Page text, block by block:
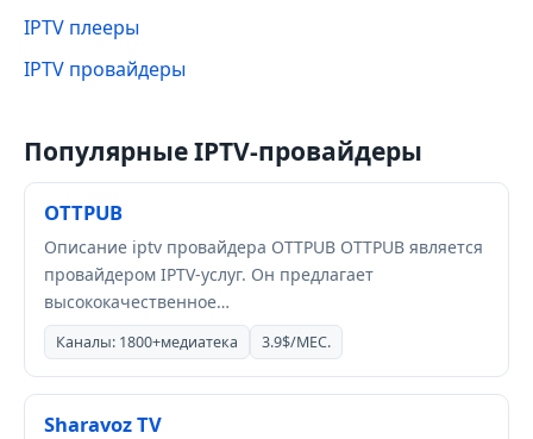
IPTV плееры
IPTV провайдеры
Популярные IPTV-провайдеры
OTTPUB
Описание iptv провайдера OTTPUB OTTPUB является
провайдером IPTV-услуг. Он предлагает
высококачественное…
Каналы: 1800+медиатека 3.9$/МЕС.
Sharavoz TV